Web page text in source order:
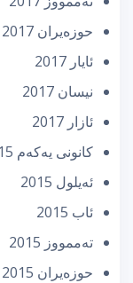
حوزه‌یران 2017
ئایار 2017
نیسان 2017
ئازار 2017
كانونی یه‌كه‌م 2015
ئه‌یلول 2015
ئاب 2015
تەممووز 2015
حوزه‌یران 2015